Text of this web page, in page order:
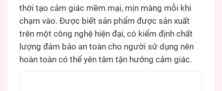
thời tạo cảm giác mềm mại, mịn màng mỗi khi
chạm vào. Được biết sản phẩm được sản xuất
trên một công nghệ hiện đại, có kiểm định chất
lượng đảm bảo an toàn cho người sử dụng nên
hoàn toàn có thể yên tâm tận hưởng cảm giác.